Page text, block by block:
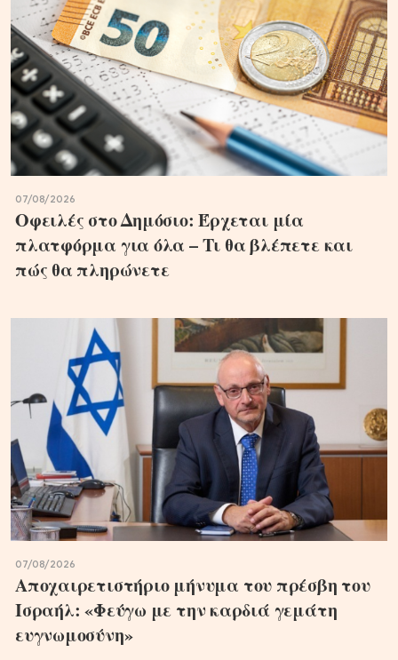
07/08/2026
Οφειλές στο Δημόσιο: Έρχεται μία
πλατφόρμα για όλα – Τι θα βλέπετε και
πώς θα πληρώνετε
07/08/2026
Αποχαιρετιστήριο μήνυμα του πρέσβη του
Ισραήλ: «Φεύγω με την καρδιά γεμάτη
ευγνωμοσύνη»